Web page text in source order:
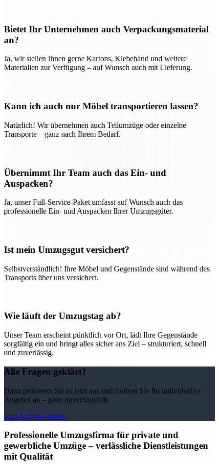
Bietet Ihr Unternehmen auch Verpackungsmaterial
an?
Ja, wir stellen Ihnen gerne Kartons, Klebeband und weitere
Materialien zur Verfügung – auf Wunsch auch mit Lieferung.
Kann ich auch nur Möbel transportieren lassen?
Natürlich! Wir übernehmen auch Teilumzüge oder einzelne
Transporte – ganz nach Ihrem Bedarf.
Übernimmt Ihr Team auch das Ein- und
Auspacken?
Ja, unser Full-Service-Paket umfasst auf Wunsch auch das
professionelle Ein- und Auspacken Ihrer Umzugsgüter.
Ist mein Umzugsgut versichert?
Selbstverständlich! Ihre Möbel und Gegenstände sind während des
Transports über uns versichert.
Wie läuft der Umzugstag ab?
Unser Team erscheint pünktlich vor Ort, lädt Ihre Gegenstände
sorgfältig ein und bringt alles sicher ans Ziel – strukturiert, schnell
und zuverlässig.
Alle Fragen geklärt?
Dann probieren Sie es jetzt aus und fordern Sie Ihr individuelles
Angebot an – ganz unverbindlich.
Jetzt Anfrage starten
Professionelle Umzugsfirma für private und
gewerbliche Umzüge – verlässliche Dienstleistungen
mit Qualität